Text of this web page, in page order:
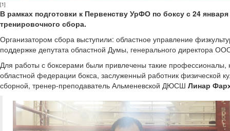
[1]
В рамках подготовки к Первенству УрФО по боксу с 24
тренировочного сбора.
Организатором сбора выступили: областное управление
поддержке депутата областной Думы, генерального директора
Для работы с боксерами были привлечены такие профессионалы,
областной федерации бокса, заслуженный работник физической
сборной, тренер-преподаватель Альменевской ДЮСШ Линар